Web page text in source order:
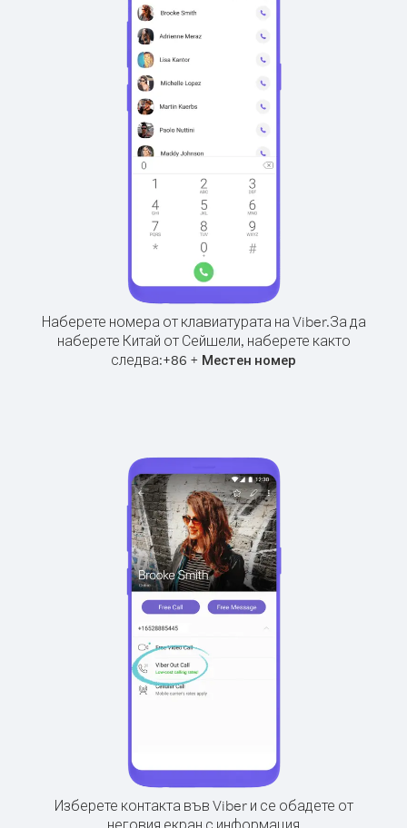
Наберете номера от клавиатурата на Viber.За да
наберете Китай от Сейшели, наберете както
следва:+86 + Местен номер
Изберете контакта във Viber и се обадете от
неговия екран с информация